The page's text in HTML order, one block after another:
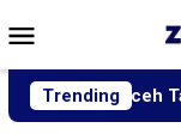
ke
Mobile
Trending
Tamiang